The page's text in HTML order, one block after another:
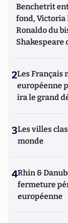
Benchetrit
fond, Victoria
Ronaldo du
Shakespeare
2Les Français
européenne
ira le grand
3Les villes
monde
4Rhin &
fermeture
européenne